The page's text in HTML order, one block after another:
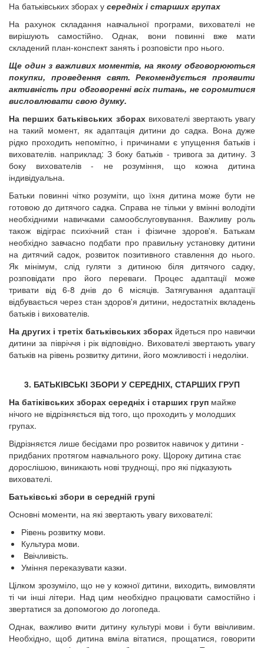
На батьківських зборах у середніх і старших групах
На рахунок складання навчальної програми, вихователі не
вирішують самостійно. Однак, вони повинні вже мати
складений план-конспект занять і розповісти про нього.
Ще один з важливих моментів, на якому обговорюються
покупки, проведення свят. Рекомендується проявити
активність при обговоренні всіх питань, не соромитися
висловлювати свою думку.
На перших батьківських зборахвихователі звертають увагу
на такий момент, як адаптація дитини до садка. Вона дуже
рідко проходить непомітно, і причинами є упущення батьків і
вихователів. наприклад: З боку батьків - тривога за дитину. З
боку вихователів - не розуміння, що кожна дитина
індивідуальна.
Батьки повинні чітко розуміти, що їхня дитина може бути не
готовою до дитячого садка. Справа не тільки у вмінні володіти
необхідними навичками самообслуговування. Важливу роль
також відіграє психічний стан і фізичне здоров'я. Батькам
необхідно завчасно подбати про правильну установку дитини
на дитячий садок, розвиток позитивного ставлення до нього.
Як мінімум, слід гуляти з дитиною біля дитячого садку,
розповідати про його переваги. Процес адаптації може
тривати від 6-8 днів до 6 місяців. Затягування адаптації
відбувається через стан здоров'я дитини, недостатніх вкладень
батьків і вихователів.
На других і третіх батьківських зборах йдеться про навички
дитини за півріччя і рік відповідно. Вихователі звертають увагу
батьків на рівень розвитку дитини, його можливості і недоліки.
3. БАТЬКІВСЬКІ ЗБОРИ У СЕРЕДНІХ, СТАРШИХ ГРУП
На батіківських зборах середніх і старших груп майже
нічого не відрізняється від того, що проходить у молодших
групах.
Відрізняєтся лише бесідами про розвиток навичок у дитини -
придбаних протягом навчального року. Щороку дитина стає
дорослішою, виникають нові труднощі, про які підказують
вихователі.
Батьківські збори в середній групі
Основні моменти, на які звертають увагу вихователі:
Рівень розвитку мови.
Культура мови.
Ввічливість.
Уміння переказувати казки.
Цілком зрозуміло, що не у кожної дитини, виходить, вимовляти
ті чи інші літери. Над цим необхідно працювати самостійно і
звертатися за допомогою до логопеда.
Однак, важливо вчити дитину культурі мови і бути ввічливим.
Необхідно, щоб дитина вміла вітатися, прощатися, говорити